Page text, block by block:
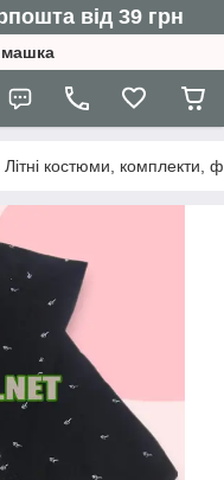
від 39 грн
Літні костюми, комплекти,